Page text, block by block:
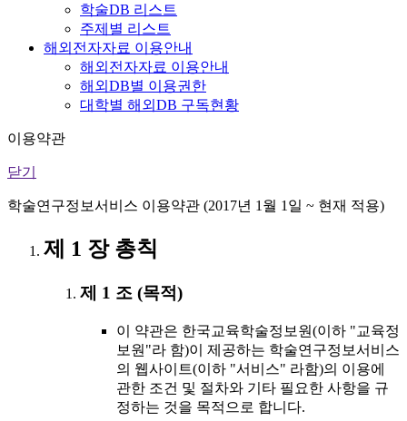
학술DB 리스트
주제별 리스트
해외전자자료 이용안내
해외전자자료 이용안내
해외DB별 이용권한
대학별 해외DB 구독현황
이용약관
닫기
학술연구정보서비스 이용약관 (2017년 1월 1일 ~ 현재 적용)
제 1 장 총칙
제 1 조 (목적)
이 약관은 한국교육학술정보원(이하 "교육정
보원"라 함)이 제공하는 학술연구정보서비스
의 웹사이트(이하 "서비스" 라함)의 이용에
관한 조건 및 절차와 기타 필요한 사항을 규
정하는 것을 목적으로 합니다.